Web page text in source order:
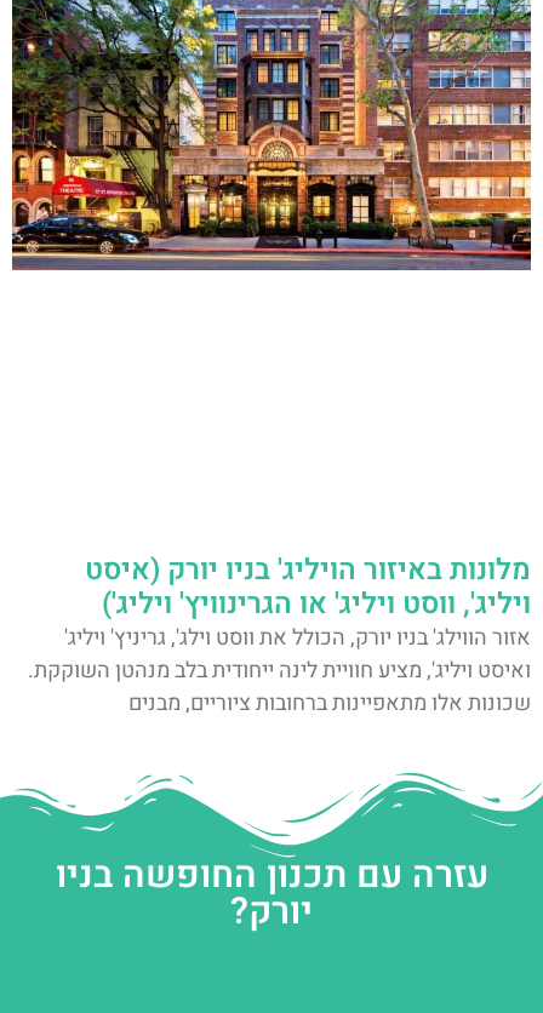
מלונות באיזור הויליג' בניו יורק (איסט
ויליג', ווסט ויליג' או הגרינוויץ' ויליג')
אזור הווילג' בניו יורק, הכולל את ווסט וילג', גריניץ' ויליג'
ואיסט ויליג', מציע חוויית לינה ייחודית בלב מנהטן השוקקת.
שכונות אלו מתאפיינות ברחובות ציוריים, מבנים
עזרה עם תכנון החופשה בניו
יורק?